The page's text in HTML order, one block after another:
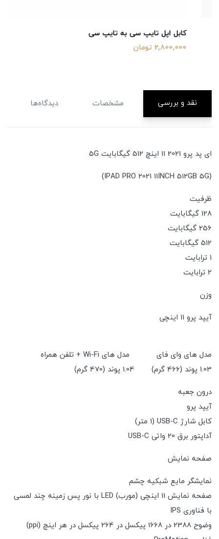
کابل اپل تایپ سی به تایپ سی
2,800,000 تومان
نقد و بررسی مشخصات دیدگاه‌ها
ای پد پرو 2021 11 اینچ 512 گیگابایت 5G
(IPAD PRO 2021 11INCH 512GB 5G)
ظرفیت
128 گیگابایت
256 گیگابایت
512 گیگابایت
1 ترابایت
2 ترابایت
وزن
آیپد پرو 11 اینچی
مدل های وای فای مدل های Wi-Fi + تلفن همراه
1.03 پوند (466 گرم) 1.04 پوند (470 گرم)
درون جعبه
آیپد پرو
کابل شارژ USB-C (1 متر)
آداپتور برق 20 واتی USB-C
صفحه نمایش
نمایشگر مایع شبکیه چشم
صفحه نمایش 11 اینچی (مورب) LED با نور پس زمینه چند لمسی
با فناوری IPS
وضوح 2388 در 1668 پیکسل در 264 پیکسل در هر اینچ (ppi)